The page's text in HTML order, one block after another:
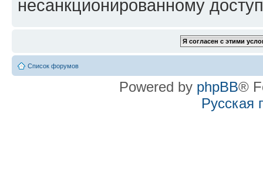
несанкционированному
Список форумов
Powered by phpBB®
Русская